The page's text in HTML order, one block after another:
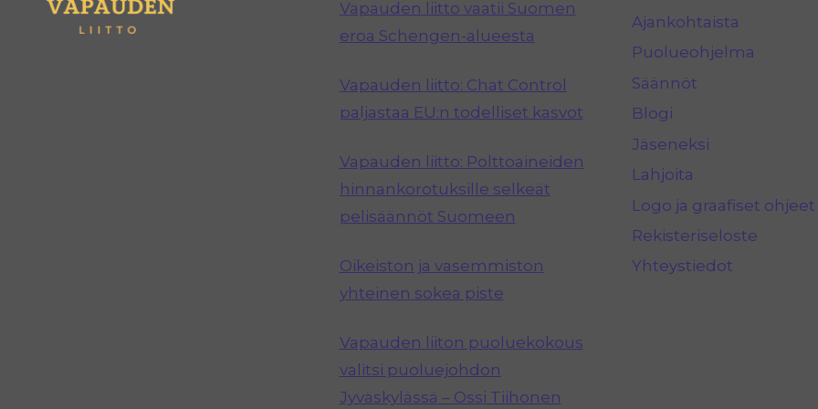
Vapauden liitto vaatii Suomen
eroa Schengen-alueesta
Vapauden liitto: Chat Control
paljastaa EU:n todelliset kasvot
Vapauden liitto: Polttoaineiden
hinnankorotuksille selkeät
pelisäännöt Suomeen
Oikeiston ja vasemmiston
yhteinen sokea piste
Vapauden liiton puoluekokous
valitsi puoluejohdon
Jyväskylässä – Ossi Tiihonen
Ajankohtaista
Puolueohjelma
Säännöt
Blogi
Jäseneksi
Lahjoita
Logo ja graafiset ohjeet
Rekisteriseloste
Yhteystiedot